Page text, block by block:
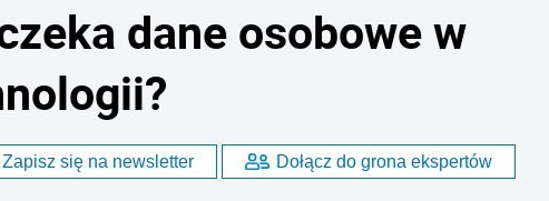
dane osobowe w
Zapisz się na newsletter Dołącz do grona ekspertów